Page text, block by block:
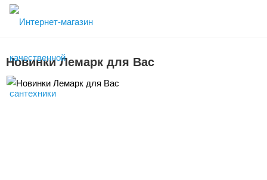
Новинки Лемарк для Вас